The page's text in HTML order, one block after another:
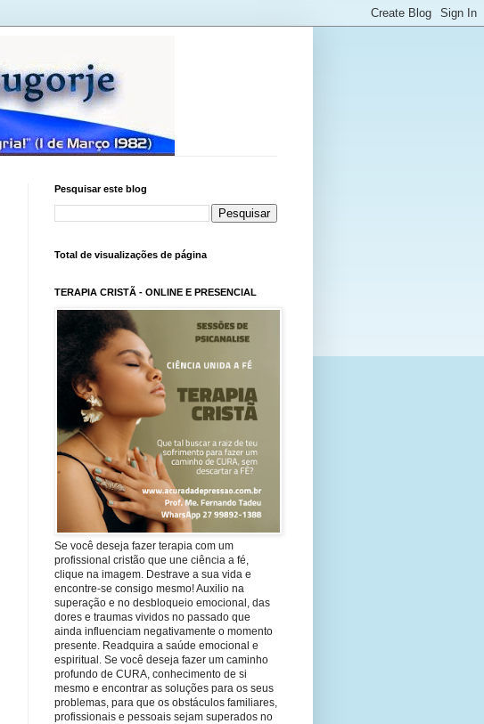
Pesquisar este blog
Total de visualizações de página
TERAPIA CRISTÃ - ONLINE E PRESENCIAL
Se você deseja fazer terapia com um
profissional cristão que une ciência a fé,
clique na imagem. Destrave a sua vida e
encontre-se consigo mesmo! Auxilio na
superação e no desbloqueio emocional, das
dores e traumas vividos no passado que
ainda influenciam negativamente o momento
presente. Readquira a saúde emocional e
espiritual. Se você deseja fazer um caminho
profundo de CURA, conhecimento de si
mesmo e encontrar as soluções para os seus
problemas, para que os obstáculos familiares,
profissionais e pessoais sejam superados no